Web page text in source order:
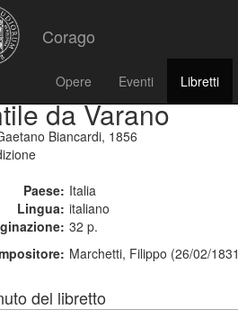
Corago
Opere Eventi Libretti
da Varano
Biancardi, 1856
Paese: Italia
Lingua: italiano
32 p.
Marchetti, Filippo (26/02/
del libretto